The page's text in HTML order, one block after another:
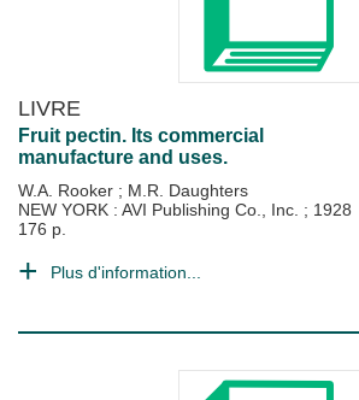
LIVRE
Fruit pectin. Its commercial
manufacture and uses.
W.A. Rooker ; M.R. Daughters
NEW YORK : AVI Publishing Co., Inc. ; 1928
176 p.
Plus d'information...